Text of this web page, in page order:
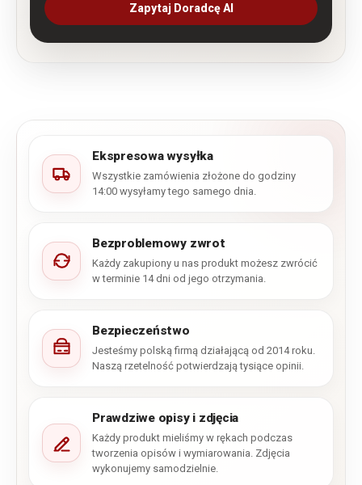
Zapytaj Doradcę AI
Ekspresowa wysyłka
Wszystkie zamówienia złożone do godziny
14:00 wysyłamy tego samego dnia.
Bezproblemowy zwrot
Każdy zakupiony u nas produkt możesz zwrócić
w terminie 14 dni od jego otrzymania.
Bezpieczeństwo
Jesteśmy polską firmą działającą od 2014 roku.
Naszą rzetelność potwierdzają tysiące opinii.
Prawdziwe opisy i zdjęcia
Każdy produkt mieliśmy w rękach podczas
tworzenia opisów i wymiarowania. Zdjęcia
wykonujemy samodzielnie.